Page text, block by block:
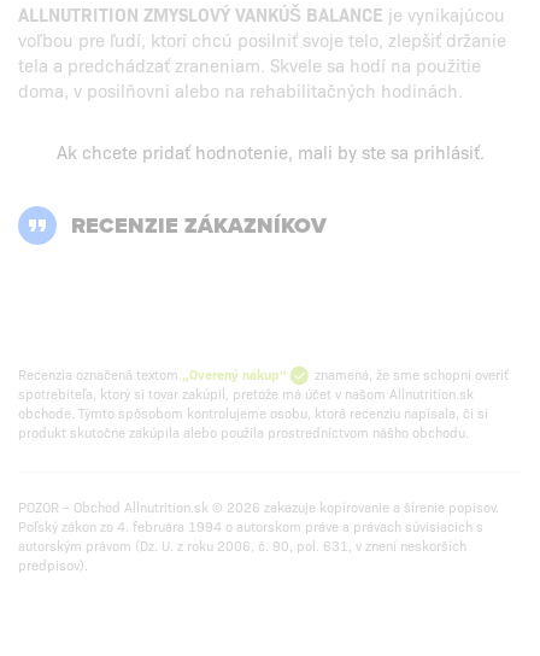
ALLNUTRITION ZMYSLOVÝ VANKÚŠ BALANCE je vynikajúcou
voľbou pre ľudí, ktorí chcú posilniť svoje telo, zlepšiť držanie
tela a predchádzať zraneniam. Skvele sa hodí na použitie
doma, v posilňovni alebo na rehabilitačných hodinách.
Ak chcete pridať hodnotenie, mali by ste sa prihlásiť.
RECENZIE ZÁKAZNÍKOV
Recenzia označená textom „Overený nákup“
znamená, že sme schopní overiť
spotrebiteľa, ktorý si tovar zakúpil, pretože má účet v našom Allnutrition.sk
obchode. Týmto spôsobom kontrolujeme osobu, ktorá recenziu napísala, či si
produkt skutočne zakúpila alebo použila prostredníctvom nášho obchodu.
POZOR – Obchod Allnutrition.sk © 2026 zakazuje kopírovanie a šírenie popisov.
Poľský zákon zo 4. februára 1994 o autorskom práve a právach súvisiacich s
autorským právom (Dz. U. z roku 2006, č. 90, pol. 631, v znení neskorších
predpisov).